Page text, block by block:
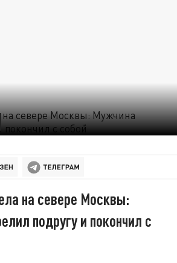
на севере Москвы:
подругу и покончил с